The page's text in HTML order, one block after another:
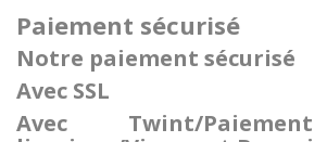
Paiement sécurisé
Notre paiement sécurisé
Avec SSL
Avec Twint/